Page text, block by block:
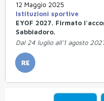
12 Maggio 2025
Istituzioni sportive
EYOF 2027. Firmato
Sabbiadoro.
Dal 24 luglio all'1 agosto
RE